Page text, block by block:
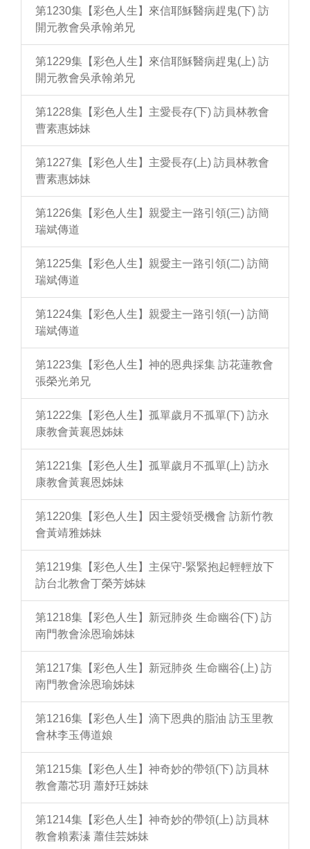
第1230集【彩色人生】來信耶穌醫病趕鬼(下) 訪
開元教會吳承翰弟兄
第1229集【彩色人生】來信耶穌醫病趕鬼(上) 訪
開元教會吳承翰弟兄
第1228集【彩色人生】主愛長存(下) 訪員林教會
曹素惠姊妹
第1227集【彩色人生】主愛長存(上) 訪員林教會
曹素惠姊妹
第1226集【彩色人生】親愛主一路引領(三) 訪簡
瑞斌傳道
第1225集【彩色人生】親愛主一路引領(二) 訪簡
瑞斌傳道
第1224集【彩色人生】親愛主一路引領(一) 訪簡
瑞斌傳道
第1223集【彩色人生】神的恩典採集 訪花蓮教會
張榮光弟兄
第1222集【彩色人生】孤單歲月不孤單(下) 訪永
康教會黃襄恩姊妹
第1221集【彩色人生】孤單歲月不孤單(上) 訪永
康教會黃襄恩姊妹
第1220集【彩色人生】因主愛領受機會 訪新竹教
會黃靖雅姊妹
第1219集【彩色人生】主保守-緊緊抱起輕輕放下
訪台北教會丁榮芳姊妹
第1218集【彩色人生】新冠肺炎 生命幽谷(下) 訪
南門教會涂恩瑜姊妹
第1217集【彩色人生】新冠肺炎 生命幽谷(上) 訪
南門教會涂恩瑜姊妹
第1216集【彩色人生】滴下恩典的脂油 訪玉里教
會林李玉傳道娘
第1215集【彩色人生】神奇妙的帶領(下) 訪員林
教會蕭芯玥 蕭妤玨姊妹
第1214集【彩色人生】神奇妙的帶領(上) 訪員林
教會賴素溱 蕭佳芸姊妹